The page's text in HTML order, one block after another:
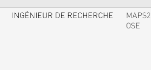
INGÉNIEUR DE RECHERCHE
MAPS2
OSE